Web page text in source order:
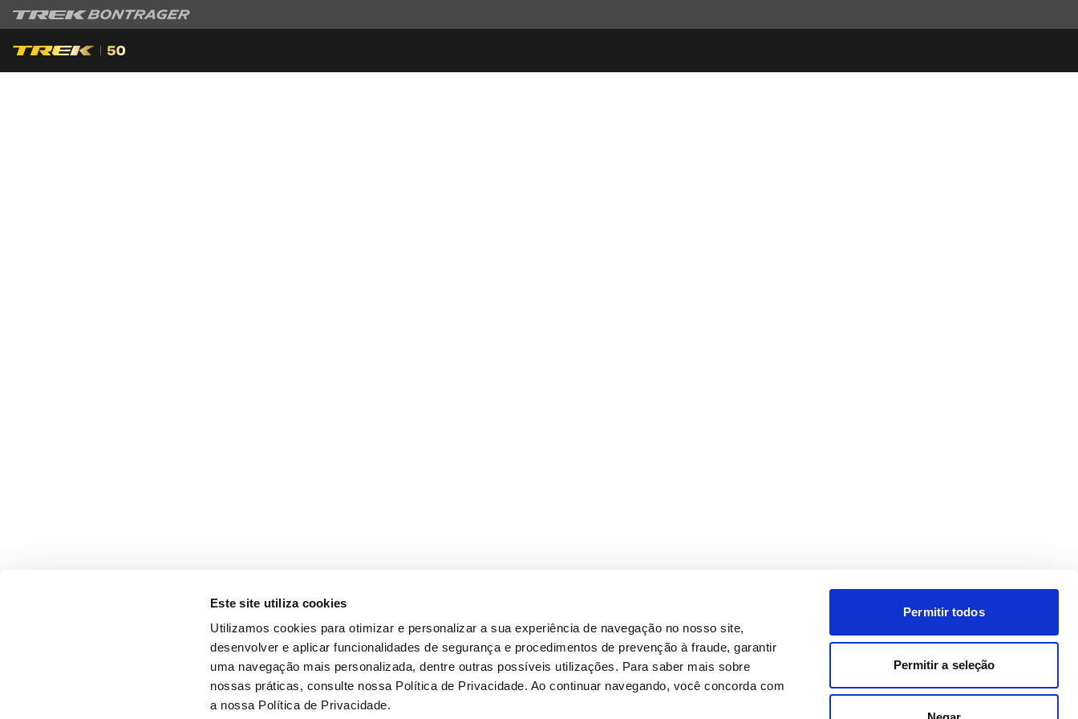
Este site utiliza cookies
Utilizamos cookies para otimizar e personalizar a sua experiência de navegação no nosso site,
desenvolver e aplicar funcionalidades de segurança e procedimentos de prevenção à fraude, garantir
uma navegação mais personalizada, dentre outras possíveis utilizações. Para saber mais sobre
nossas práticas, consulte nossa Política de Privacidade. Ao continuar navegando, você concorda com
a nossa Política de Privacidade.
Permitir todos
Permitir a seleção